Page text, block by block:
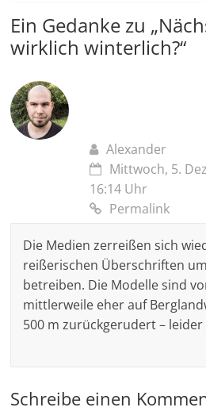
Ein Gedanke zu „
wirklich winterlich?“
Alexander
Mittwoch, 5.
16:14 Uhr
Permalink
Die Medien zerreißen sich
reißerischen Überschriften
betreiben. Die Modelle sind
mittlerweile eher auf
500 m zurückgerudert – leider
Schreibe einen